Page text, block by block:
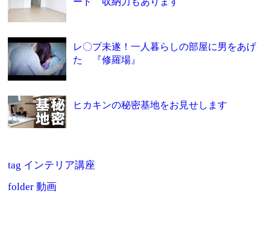
レ〇プ未遂！一人暮らしの部屋に男をあげ
た 『修羅場』
ヒカキンの秘密基地をお見せします
tag インテリア講座
folder動画